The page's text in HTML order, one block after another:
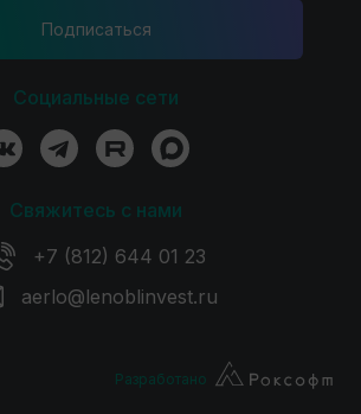
Подпиcаться
Социальные сети
Свяжитесь с нами
+7 (812) 644 01 23
aerlo@lenoblinvest.ru
Разработано